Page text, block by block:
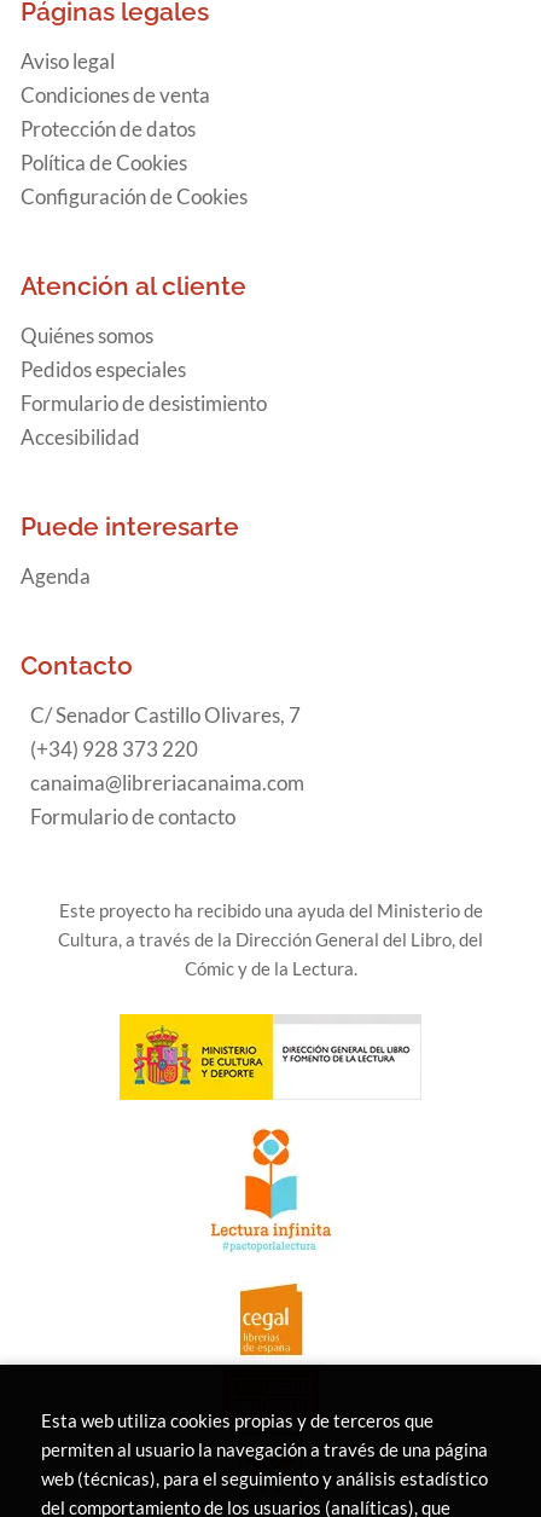
Páginas legales
Aviso legal
Condiciones de venta
Protección de datos
Política de Cookies
Configuración de Cookies
Atención al cliente
Quiénes somos
Pedidos especiales
Formulario de desistimiento
Accesibilidad
Puede interesarte
Agenda
Contacto
C/ Senador Castillo Olivares, 7
(+34) 928 373 220
canaima@libreriacanaima.com
Formulario de contacto
Este proyecto ha recibido una ayuda del Ministerio de
Cultura, a través de la Dirección General del Libro, del
Cómic y de la Lectura.
Esta web utiliza cookies propias y de terceros que
permiten al usuario la navegación a través de una página
web (técnicas), para el seguimiento y análisis estadístico
del comportamiento de los usuarios (analíticas), que